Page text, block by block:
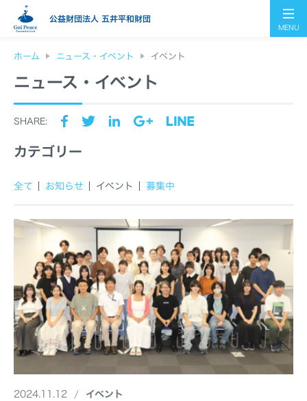
公益財団法人 五井平和財団
MENU
ホーム ニュース・イベント イベント
ニュース・イベント
SHARE:
カテゴリー
全て お知らせ イベント 募集中
2024.11.12 イベント